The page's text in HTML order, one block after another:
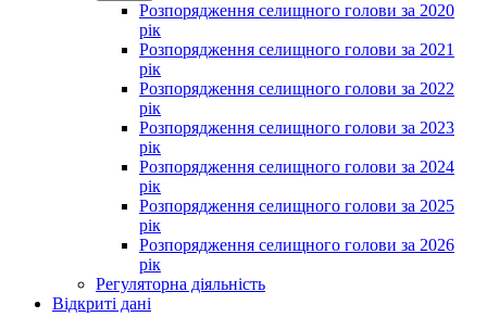
Розпорядження селищного голови за 2020
рік
Розпорядження селищного голови за 2021
рік
Розпорядження селищного голови за 2022
рік
Розпорядження селищного голови за 2023
рік
Розпорядження селищного голови за 2024
рік
Розпорядження селищного голови за 2025
рік
Розпорядження селищного голови за 2026
рік
Регуляторна діяльність
Відкриті дані